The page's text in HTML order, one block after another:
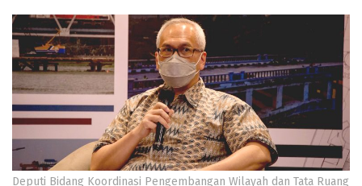
Deputi Bidang Koordinasi Pengembangan Wilayah dan Tata Ruang